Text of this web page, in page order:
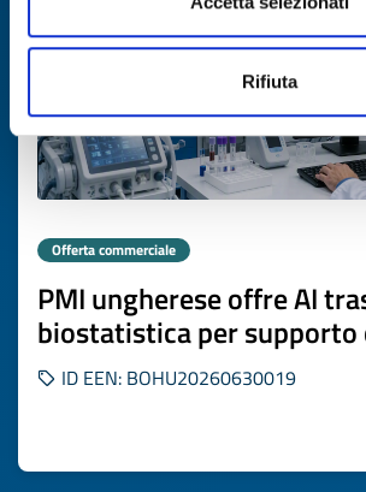
Rifiuta
Offerta commerciale
PMI ungherese offre AI
biostatistica per supporto
ID EEN: BOHU20260630019